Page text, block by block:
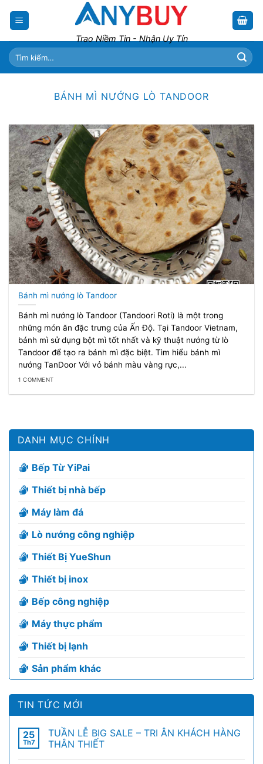
Trao Niềm Tin - Nhận Uy Tín
Tìm
kiếm:
BÁNH MÌ NƯỚNG LÒ TANDOOR
Bánh mì nướng lò Tandoor
Bánh mì nướng lò Tandoor (Tandoori Roti) là một trong
những món ăn đặc trưng của Ấn Độ. Tại Tandoor Vietnam,
bánh mì sử dụng bột mì tốt nhất và kỹ thuật nướng từ lò
Tandoor để tạo ra bánh mì đặc biệt. Tìm hiểu bánh mì
nướng TanDoor Với vỏ bánh màu vàng rực,...
1 COMMENT
DANH MỤC CHÍNH
Bếp Từ YiPai
Thiết bị nhà bếp
Máy làm đá
Lò nướng công nghiệp
Thiết Bị YueShun
Thiết bị inox
Bếp công nghiệp
Máy thực phẩm
Thiết bị lạnh
Sản phẩm khác
TIN TỨC MỚI
25
Th7
TUẦN LỄ BIG SALE – TRI ÂN KHÁCH HÀNG
THÂN THIẾT